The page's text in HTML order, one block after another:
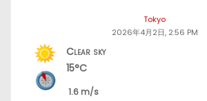
Tokyo
2026年4月2日, 2:56 PM
Clear sky
15°C
1.6 m/s